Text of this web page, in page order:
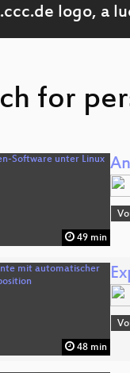
for
49 min
48 min